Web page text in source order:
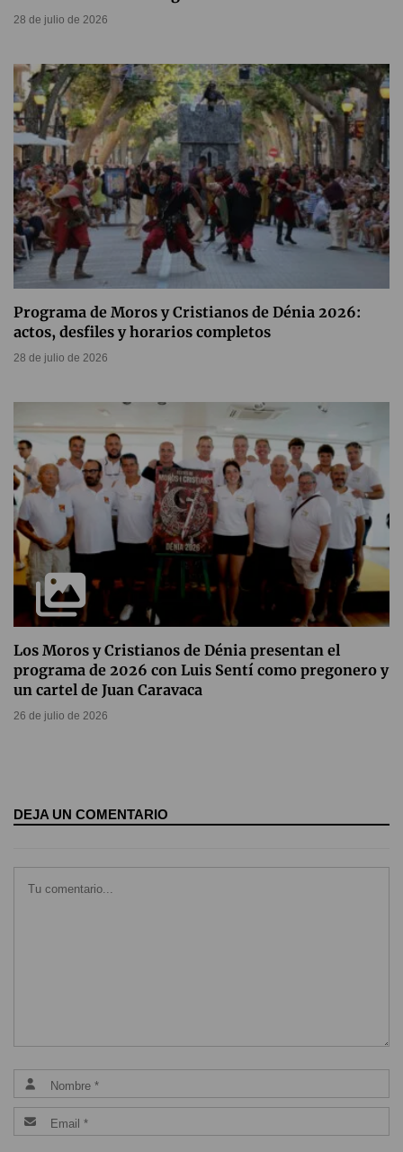
28 de julio de 2026
Programa de Moros y Cristianos de Dénia 2026:
actos, desfiles y horarios completos
28 de julio de 2026
Los Moros y Cristianos de Dénia presentan el
programa de 2026 con Luis Sentí como pregonero y
un cartel de Juan Caravaca
26 de julio de 2026
DEJA UN COMENTARIO